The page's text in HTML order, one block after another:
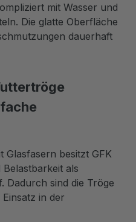
mit Wasser und
Die glatte Oberfläche
dauerhaft
Glasfasern besitzt GFK
als
Dadurch sind die Tröge
in der